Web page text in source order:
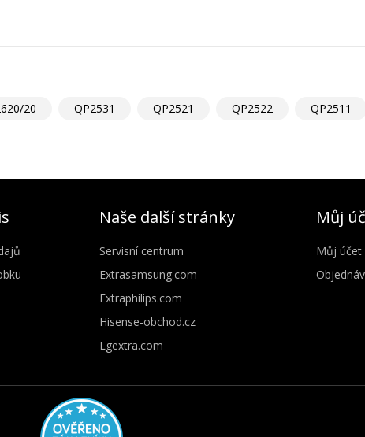
20 QP2531 QP2521 QP2522 QP2511
Naše další stránky
Servisní centrum
Extrasamsung.com
Extraphilips.com
Hisense-obchod.cz
Lgextra.com
Můj
Můj účet